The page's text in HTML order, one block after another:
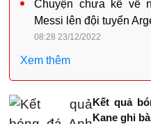
Chuyện chưa kể về
Messi lên đội tuyển
08:28 23/12/2022
Xem thêm
Kết quả
Kane ghi